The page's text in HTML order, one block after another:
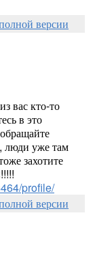
версии
вас кто-то
в это
люди уже там
захотите
profile/
версии